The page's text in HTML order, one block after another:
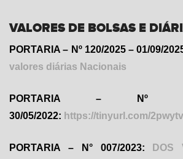
VALORES DE BOLSAS E
PORTARIA – Nº 120/2025– 01/09/
valores diárias Nacionais
PORTARIA – Nº
30/05/2022: https://tinyurl.com/
PORTARIA – N° 007/2023:
DOS